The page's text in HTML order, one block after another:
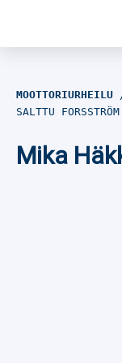
Jalkapallo
MOOTTORIURHEILU
SALTTU FORSSTRÖM
Mika